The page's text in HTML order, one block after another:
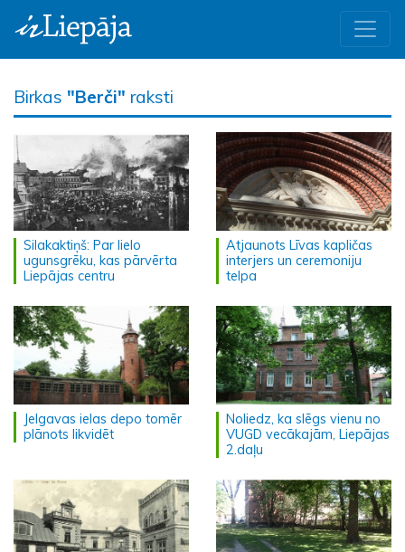
Birkas "Berči" raksti
Silakaktiņš: Par lielo
ugunsgrēku, kas pārvērta
Liepājas centru
Atjaunots Līvas kapličas
interjers un ceremoniju
telpa
Jelgavas ielas depo tomēr
plānots likvidēt
Noliedz, ka slēgs vienu no
VUGD vecākajām, Liepājas
2.daļu